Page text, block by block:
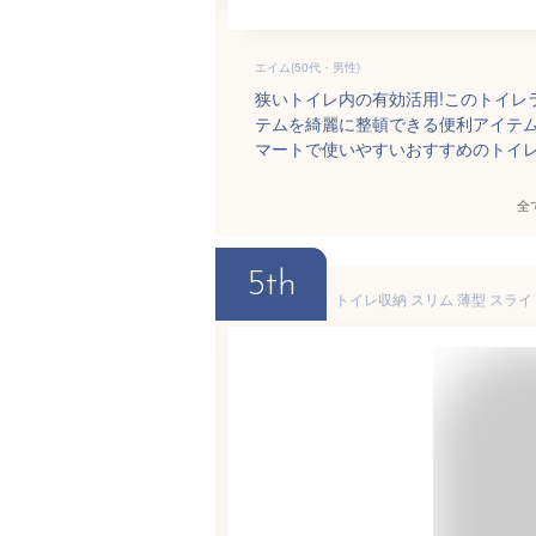
エイム(50代・男性)
狭いトイレ内の有効活用!このトイ
テムを綺麗に整頓できる便利アイテ
マートで使いやすいおすすめのトイ
全
5th